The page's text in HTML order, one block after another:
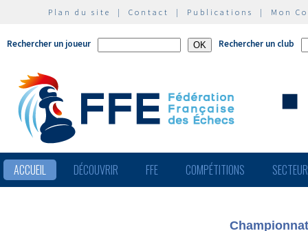
Plan du site | Contact | Publications | Mon
Rechercher un joueur Rechercher un club
ACCUEIL DÉCOUVRIR FFE COMPÉTITIONS